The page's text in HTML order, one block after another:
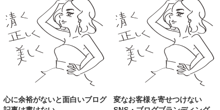
変なお客様を寄せつけない
心に余裕がないと面白いブログ